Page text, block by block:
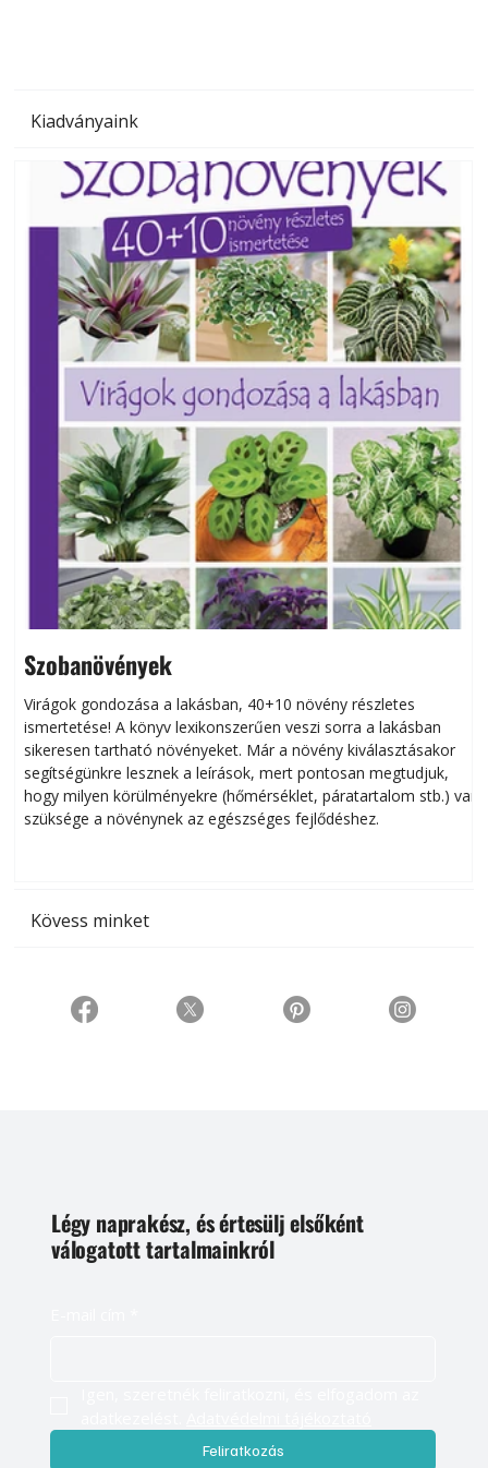
Kiadványaink
Szobanövények
Virágok gondozása a lakásban, 40+10 növény részletes
ismertetése! A könyv lexikonszerűen veszi sorra a lakásban
sikeresen tart­ha­tó növényeket. Már a növény kiválasztásakor
segítségünkre lesznek a leírások, mert pontosan megtudjuk,
hogy milyen körülményekre (hőmérséklet, páratartalom stb.) van
szüksége a növénynek az egészséges fejlődéshez.
Kövess minket
Légy naprakész, és értesülj elsőként
válogatott tartalmainkról
Feliratkozás